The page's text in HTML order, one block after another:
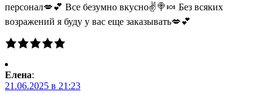
персонал💋💕 Все безумно вкусно✌🍭🍬 Без всяких
возражений я буду у вас еще заказывать💋💕
Елена:
21.06.2025 в 21:23